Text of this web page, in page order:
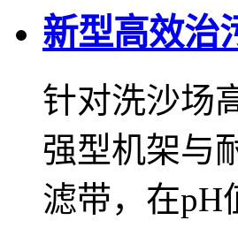
新型高效治
针对洗沙场
强型机架与
滤带，在pH